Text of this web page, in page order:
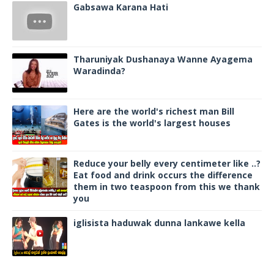
Gabsawa Karana Hati
Tharuniyak Dushanaya Wanne Ayagema
Waradinda?
Here are the world's richest man Bill
Gates is the world's largest houses
Reduce your belly every centimeter like ..?
Eat food and drink occurs the difference
them in two teaspoon from this we thank
you
iglisista haduwak dunna lankawe kella